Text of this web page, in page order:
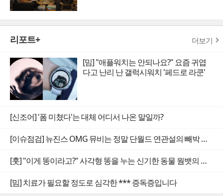
리포트+ 더보기
[밈] "애플워치는 안되나요?" 요즘 귀엽
다고 난리 난 갤럭시워치 '페드로 라쿤'
[신조어] '폼 미쳤다'는 대체 어디서 나온 말일까?
[이슈점검] 뉴진스 OMG 뮤비는 정말 단월드 연관설의 빼박 증거일까
[훗] "이게 똥이라고?" 사각형 똥을 누는 신기한 동물 웜뱃의 비밀
[밈] 치료가 필요할 정도로 심각한 *** 증독증입니다